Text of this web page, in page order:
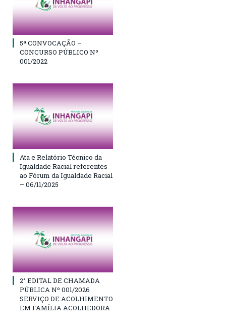
5ª CONVOCAÇÃO –
CONCURSO PÚBLICO Nº
001/2022
Ata e Relatório Técnico da
Igualdade Racial referentes
ao Fórum da Igualdade Racial
– 06/11/2025
2° EDITAL DE CHAMADA
PÚBLICA Nº 001/2026
SERVIÇO DE ACOLHIMENTO
EM FAMÍLIA ACOLHEDORA